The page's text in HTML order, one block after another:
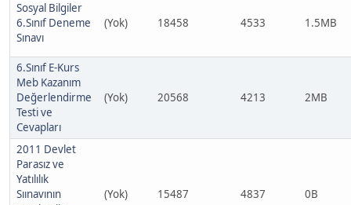
Sosyal Bilgiler
6.Sınıf Deneme
Sınavı
(Yok) 18458 4533 1.5MB
6.Sınıf E-Kurs
Meb Kazanım
Değerlendirme
Testi ve
Cevapları
(Yok) 20568 4213 2MB
2011 Devlet
Parasız ve
Yatılılık
Sıınavının
(Yok) 15487 4837 0B